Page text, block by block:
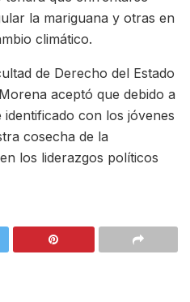
la mariguana y otras en
climático.
de Derecho del Estado
aceptó que debido a
con los jóvenes
cosecha de la
los liderazgos políticos